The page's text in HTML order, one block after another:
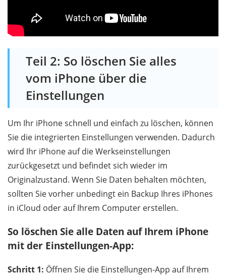
Teil 2: So löschen Sie alles
vom iPhone über die
Einstellungen
Um Ihr iPhone schnell und einfach zu löschen, können
Sie die integrierten Einstellungen verwenden. Dadurch
wird Ihr iPhone auf die Werkseinstellungen
zurückgesetzt und befindet sich wieder im
Originalzustand. Wenn Sie Daten behalten möchten,
sollten Sie vorher unbedingt ein Backup Ihres iPhones
in iCloud oder auf Ihrem Computer erstellen.
So löschen Sie alle Daten auf Ihrem iPhone
mit der Einstellungen-App:
Schritt 1: Öffnen Sie die Einstellungen-App auf Ihrem